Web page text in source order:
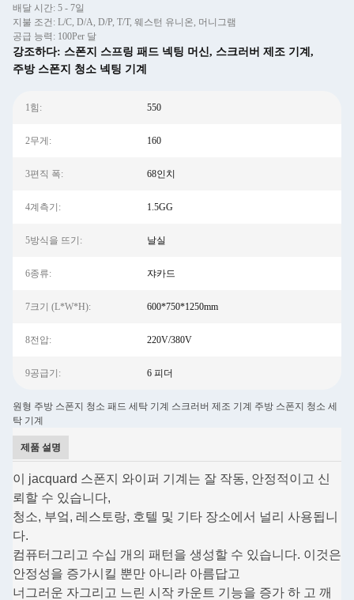
배달 시간: 5 - 7일
지불 조건: L/C, D/A, D/P, T/T, 웨스턴 유니온, 머니그램
공급 능력: 100Per 달
강조하다: 스폰지 스프링 패드 넥팅 머신, 스크러버 제조 기계 ,
주방 스폰지 청소 넥팅 기계
1힘: 550
2무게: 160
3편직 폭: 68인치
4계측기: 1.5GG
5방식을 뜨기: 날실
6종류: 쟈카드
7크기 (L*W*H): 600*750*1250mm
8전압: 220V/380V
9공급기: 6 피더
원형 주방 스폰지 청소 패드 세탁 기계 스크러버 제조 기계 주방 스폰지 청소 세
탁 기계
제품 설명
이 jacquard 스폰지 와이퍼 기계는 잘 작동, 안정적이고 신
뢰할 수 있습니다,
청소, 부엌, 레스토랑, 호텔 및 기타 장소에서 널리 사용됩니
다.
컴퓨터 그리고 수십 개의 패턴을 생성할 수 있습니다. 이것은
안정성을 증가시킬 뿐만 아니라 아름답고
너그러운 자그리고 느린 시작 카운트 기능을 증가 하 고 깨